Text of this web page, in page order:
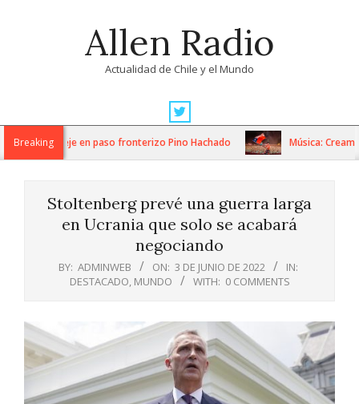
Allen Radio
Actualidad de Chile y el Mundo
Navigation
MenuBreaking
de despeje en paso fronterizo Pino Hachado Música:
Stoltenberg prevé una guerra larga
en Ucrania que solo se acabará
negociando
BY: ADMINWEB ON: 3 DE JUNIO DE 2022
IN:
DESTACADO, MUNDO WITH: 0 COMMENTS